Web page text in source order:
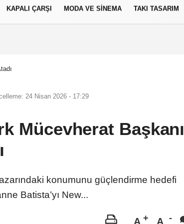
Spanish Deutsch
KAPALI ÇARŞI MODA VE SINEMA TAKI TASARIM
24 Nisan 2026 - 17:29
Mücevherat Başkanı
konumunu güçlendirme hedefi
Batista’yı New...
A A